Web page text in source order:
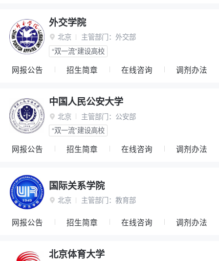
外交学院
 北京 主管部门： 外交部
“双一流”建设高校
网报公告 招生简章 在线咨询 调剂办法
中国人民公安大学
 北京 主管部门： 公安部
“双一流”建设高校
网报公告 招生简章 在线咨询 调剂办法
国际关系学院
 北京 主管部门： 教育部
网报公告 招生简章 在线咨询 调剂办法
北京体育大学